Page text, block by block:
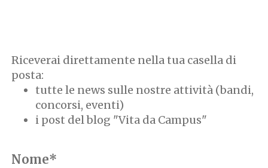
Riceverai direttamente nella tua casella di
posta:
tutte le news sulle nostre attività (bandi,
concorsi, eventi)
i post del blog "Vita da Campus"
Nome*